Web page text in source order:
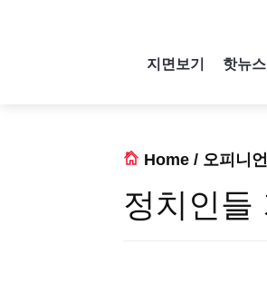
지면보기 핫뉴스
Home / 오피니언
정치인들